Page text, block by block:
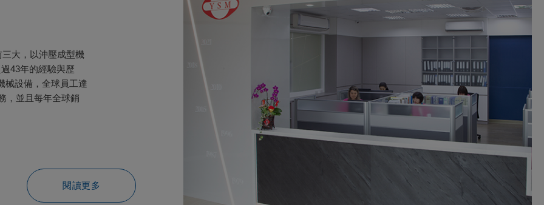
大，以沖壓成型機
43年的經驗與歷
械設備，全球員工達
，並且每年全球銷
閱讀更多